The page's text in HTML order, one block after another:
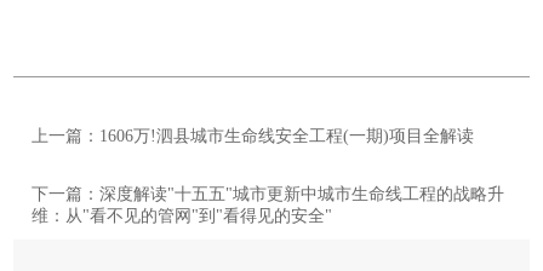
上一篇：1606万!泗县城市生命线安全工程(一期)项目全解读
下一篇：深度解读"十五五"城市更新中城市生命线工程的战略升
维：从"看不见的管网"到"看得见的安全"